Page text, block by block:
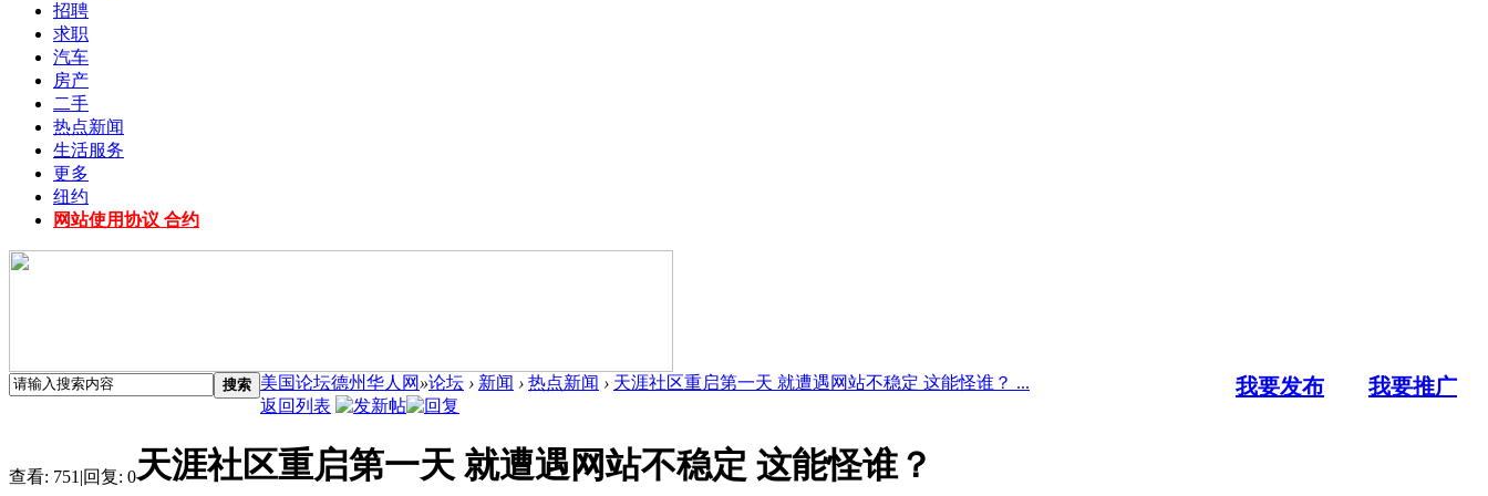
招聘
求职
汽车
房产
二手
热点新闻
生活服务
更多
纽约
网站使用协议 合约
搜索 我要发布 我要推广
美国论坛德州华人网 »论坛 › 新闻 › 热点新闻 › 天涯社区重启第一天 就遭遇网站不稳定 这能怪谁？ ...
返回列表
查看: 751 |回复: 0天涯社区重启第一天 就遭遇网站不稳定 这能怪谁？